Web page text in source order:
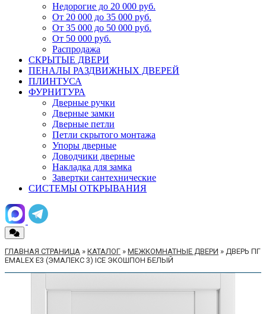
Недорогие до 20 000 руб.
От 20 000 до 35 000 руб.
От 35 000 до 50 000 руб.
От 50 000 руб.
Распродажа
СКРЫТЫЕ ДВЕРИ
ПЕНАЛЫ РАЗДВИЖНЫХ ДВЕРЕЙ
ПЛИНТУСА
ФУРНИТУРА
Дверные ручки
Дверные замки
Дверные петли
Петли скрытого монтажа
Упоры дверные
Доводчики дверные
Накладка для замка
Завертки сантехнические
СИСТЕМЫ ОТКРЫВАНИЯ
ГЛАВНАЯ СТРАНИЦА » КАТАЛОГ » МЕЖКОМНАТНЫЕ ДВЕРИ » ДВЕРЬ ПГ
EMALEX E3 (ЭМАЛЕКС 3) ICE ЭКОШПОН БЕЛЫЙ